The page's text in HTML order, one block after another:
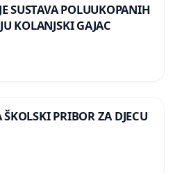
SUSTAVA POLUUKOPANIH
KOLANJSKI GAJAC
PRIBOR ZA DJECU